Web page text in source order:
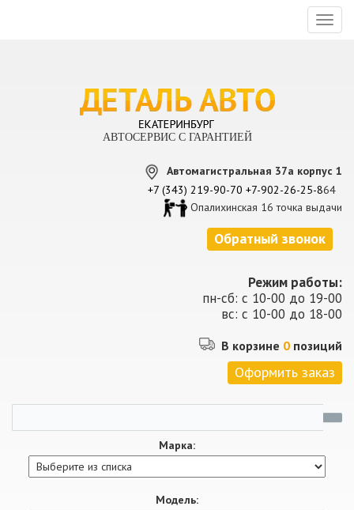
АВТОСЕРВИС С ГАРАНТИЕЙ
Автомагистральная 37а корпус 1
+7 (343) 219-90-70 +7-902-26-25-864
Опалихинская 16 точка выдачи
Обратный звонок
Режим работы:
пн-сб: с 10-00 до 19-00
вс: с 10-00 до 18-00
В корзине 0 позиций
Оформить заказ
Марка:
Модель: